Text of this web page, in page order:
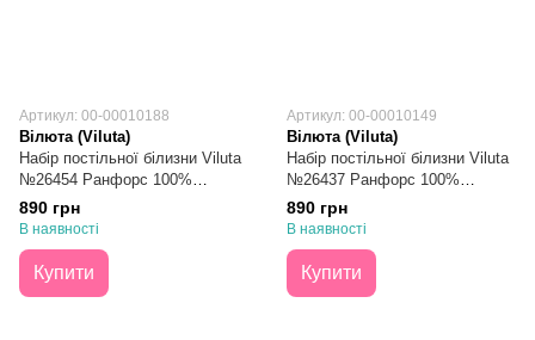
Артикул: 00-00010188
Вілюта (Viluta)
Набір постільної білизни Viluta
№26454 Ранфорс 100%
Бавовна Півтораспальний
890 грн
В наявності
Купити
Артикул: 00-00010149
Вілюта (Viluta)
Набір постільної білизни Viluta
№26437 Ранфорс 100%
Бавовна Півтораспальний
890 грн
В наявності
Купити